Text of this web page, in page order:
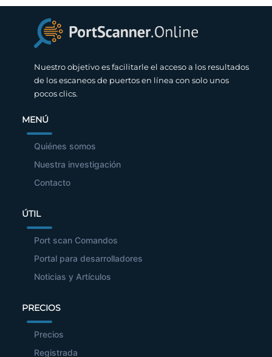
Nuestro objetivo es facilitarle el acceso a los resultados
de los escaneos de puertos en línea con solo unos
pocos clics.
MENÚ
Quiénes somos
Nuestra investigación
Contacto
ÚTIL
Port scan Comandos
Portal para desarrolladores
Noticias y Artículos
PRECIOS
Precios
Registrada